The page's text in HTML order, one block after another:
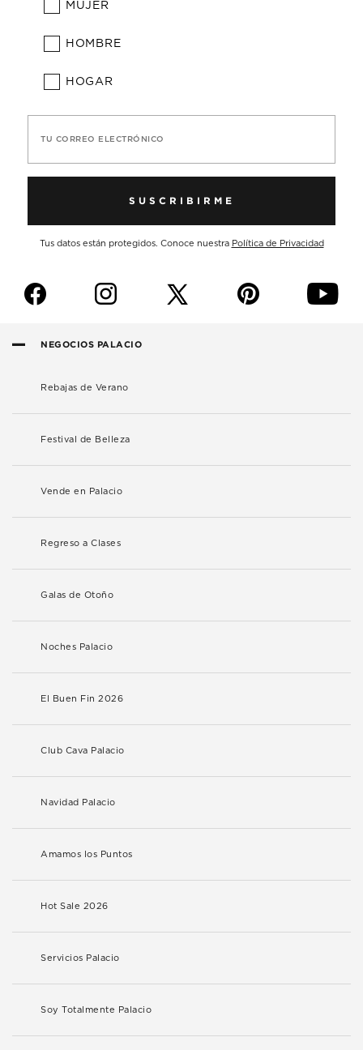
MUJER
HOMBRE
HOGAR
TU CORREO ELECTRÓNICO
SUSCRIBIRME
Tus datos están protegidos. Conoce nuestra Política de Privacidad
f i p y
NEGOCIOS PALACIO
Rebajas de Verano
Festival de Belleza
Vende en Palacio
Regreso a Clases
Galas de Otoño
Noches Palacio
El Buen Fin 2026
Club Cava Palacio
Navidad Palacio
Amamos los Puntos
Hot Sale 2026
Servicios Palacio
Soy Totalmente Palacio